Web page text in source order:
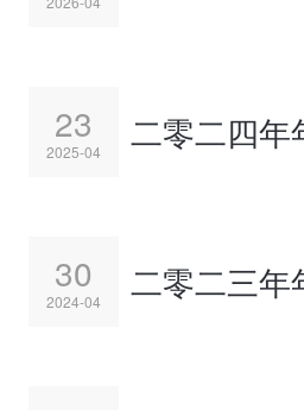
23
2025-04 二零二四年
30
2024-04 二零二三年